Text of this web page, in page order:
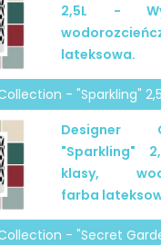
2,5L -
lateksowa.
- "Sparkling"
Designer
"Sparkling"
klasy,
farba
- "Secret